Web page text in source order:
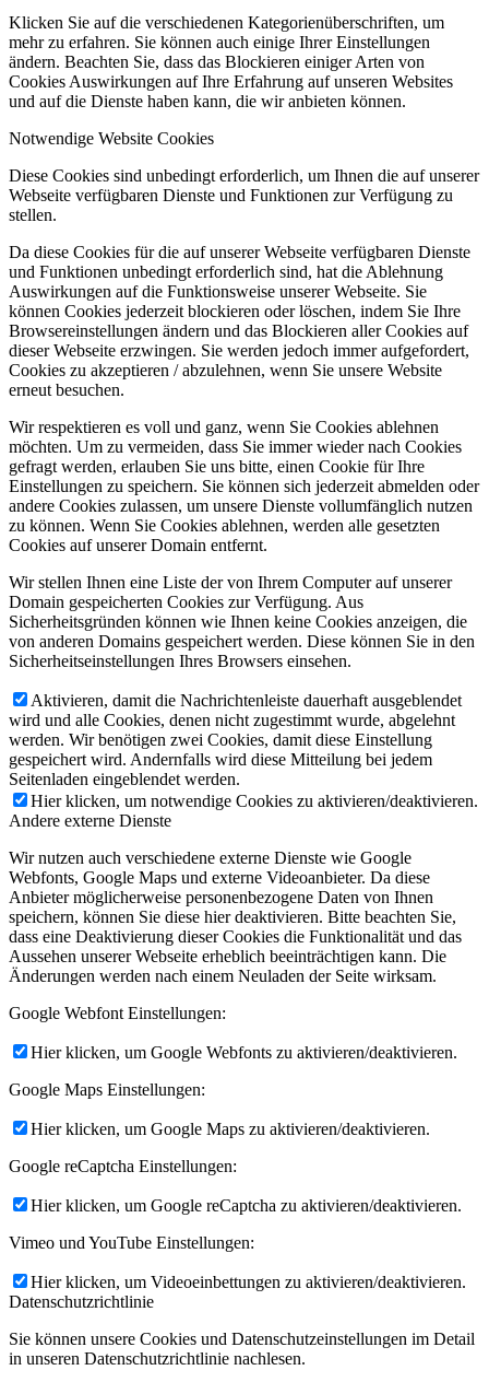
Klicken Sie auf die verschiedenen Kategorienüberschriften, um
mehr zu erfahren. Sie können auch einige Ihrer Einstellungen
ändern. Beachten Sie, dass das Blockieren einiger Arten von
Cookies Auswirkungen auf Ihre Erfahrung auf unseren Websites
und auf die Dienste haben kann, die wir anbieten können.
Notwendige Website Cookies
Diese Cookies sind unbedingt erforderlich, um Ihnen die auf unserer
Webseite verfügbaren Dienste und Funktionen zur Verfügung zu
stellen.
Da diese Cookies für die auf unserer Webseite verfügbaren Dienste
und Funktionen unbedingt erforderlich sind, hat die Ablehnung
Auswirkungen auf die Funktionsweise unserer Webseite. Sie
können Cookies jederzeit blockieren oder löschen, indem Sie Ihre
Browsereinstellungen ändern und das Blockieren aller Cookies auf
dieser Webseite erzwingen. Sie werden jedoch immer aufgefordert,
Cookies zu akzeptieren / abzulehnen, wenn Sie unsere Website
erneut besuchen.
Wir respektieren es voll und ganz, wenn Sie Cookies ablehnen
möchten. Um zu vermeiden, dass Sie immer wieder nach Cookies
gefragt werden, erlauben Sie uns bitte, einen Cookie für Ihre
Einstellungen zu speichern. Sie können sich jederzeit abmelden oder
andere Cookies zulassen, um unsere Dienste vollumfänglich nutzen
zu können. Wenn Sie Cookies ablehnen, werden alle gesetzten
Cookies auf unserer Domain entfernt.
Wir stellen Ihnen eine Liste der von Ihrem Computer auf unserer
Domain gespeicherten Cookies zur Verfügung. Aus
Sicherheitsgründen können wie Ihnen keine Cookies anzeigen, die
von anderen Domains gespeichert werden. Diese können Sie in den
Sicherheitseinstellungen Ihres Browsers einsehen.
Aktivieren, damit die Nachrichtenleiste dauerhaft ausgeblendet
wird und alle Cookies, denen nicht zugestimmt wurde, abgelehnt
werden. Wir benötigen zwei Cookies, damit diese Einstellung
gespeichert wird. Andernfalls wird diese Mitteilung bei jedem
Seitenladen eingeblendet werden.
Hier klicken, um notwendige Cookies zu aktivieren/deaktivieren.
Andere externe Dienste
Wir nutzen auch verschiedene externe Dienste wie Google
Webfonts, Google Maps und externe Videoanbieter. Da diese
Anbieter möglicherweise personenbezogene Daten von Ihnen
speichern, können Sie diese hier deaktivieren. Bitte beachten Sie,
dass eine Deaktivierung dieser Cookies die Funktionalität und das
Aussehen unserer Webseite erheblich beeinträchtigen kann. Die
Änderungen werden nach einem Neuladen der Seite wirksam.
Google Webfont Einstellungen:
Hier klicken, um Google Webfonts zu aktivieren/deaktivieren.
Google Maps Einstellungen:
Hier klicken, um Google Maps zu aktivieren/deaktivieren.
Google reCaptcha Einstellungen:
Hier klicken, um Google reCaptcha zu aktivieren/deaktivieren.
Vimeo und YouTube Einstellungen:
Hier klicken, um Videoeinbettungen zu aktivieren/deaktivieren.
Datenschutzrichtlinie
Sie können unsere Cookies und Datenschutzeinstellungen im Detail
in unseren Datenschutzrichtlinie nachlesen.